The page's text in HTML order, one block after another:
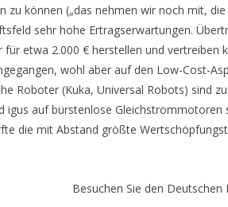
zu können („das nehmen wir noch mit,
sehr hohe Ertragserwartungen.
für etwa 2.000 € herstellen und vertreiben
wohl aber auf den Low-Cost-
Roboter (Kuka, Universal Robots) sind
igus auf bürstenlose
die mit Abstand größte
Besuchen Sie den